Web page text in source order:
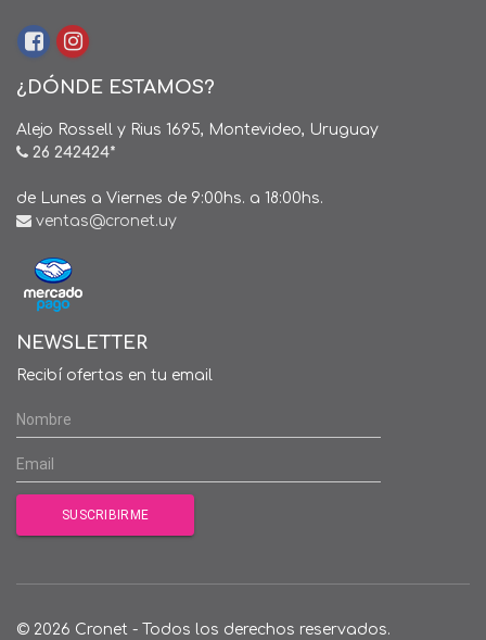
¿DÓNDE ESTAMOS?
Alejo Rossell y Rius 1695, Montevideo, Uruguay
26 242424*
de Lunes a Viernes de 9:00hs. a 18:00hs.
ventas@cronet.uy
NEWSLETTER
Recibí ofertas en tu email
© 2026 Cronet - Todos los derechos reservados.